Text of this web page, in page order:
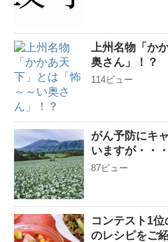
上州名物「か
奥さん」！？
114ビュー
がん予防にキ
いますが・・・
87ビュー
コンテスト1位
のレシピをご